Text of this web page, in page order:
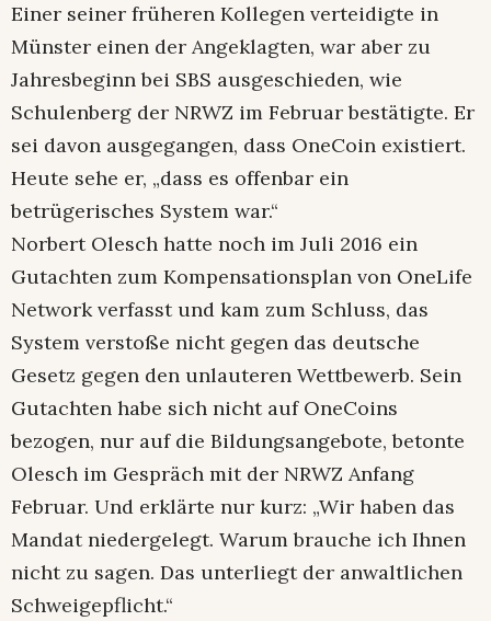
Einer seiner früheren Kollegen verteidigte in
Münster einen der Angeklagten, war aber zu
Jahresbeginn bei SBS ausgeschieden, wie
Schulenberg der NRWZ im Februar bestätigte. Er
sei davon ausgegangen, dass OneCoin existiert.
Heute sehe er, „dass es offenbar ein
betrügerisches System war.“
Norbert Olesch hatte noch im Juli 2016 ein
Gutachten zum Kompensationsplan von OneLife
Network verfasst und kam zum Schluss, das
System verstoße nicht gegen das deutsche
Gesetz gegen den unlauteren Wettbewerb. Sein
Gutachten habe sich nicht auf OneCoins
bezogen, nur auf die Bildungsangebote, betonte
Olesch im Gespräch mit der NRWZ Anfang
Februar. Und erklärte nur kurz: „Wir haben das
Mandat niedergelegt. Warum brauche ich Ihnen
nicht zu sagen. Das unterliegt der anwaltlichen
Schweigepflicht.“